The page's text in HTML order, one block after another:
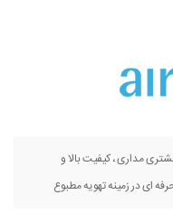
مشتری مداری ، کیفیت بالا و
ای در زمینه تهویه مطبوع